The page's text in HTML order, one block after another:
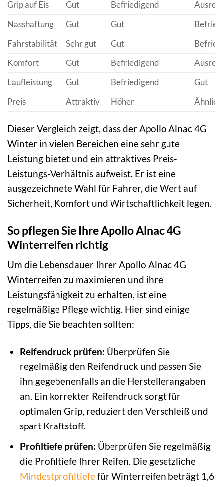
Grip auf Eis Gut Befriedigend
Nasshaftung
Gut Gut
Fahrstabilität
Sehr gut Gut
Komfort
Gut Befriedigend
Laufleistung
Gut Befriedigend
Gut
Preis
Attraktiv Höher Ähnlich
Dieser Vergleich zeigt, dass der Apollo Alnac 4G
Winter in vielen Bereichen eine sehr gute
Leistung bietet und ein attraktives Preis-
Leistungs-Verhältnis aufweist. Er ist eine
ausgezeichnete Wahl für Fahrer, die Wert auf
Sicherheit, Komfort und Wirtschaftlichkeit legen.
So pflegen Sie Ihre Apollo Alnac 4G
Winterreifen richtig
Um die Lebensdauer Ihrer Apollo Alnac 4G
Winterreifen zu maximieren und ihre
Leistungsfähigkeit zu erhalten, ist eine
regelmäßige Pflege wichtig. Hier sind einige
Tipps, die Sie beachten sollten:
Reifendruck prüfen: Überprüfen Sie
regelmäßig den Reifendruck und passen Sie
ihn gegebenenfalls an die Herstellerangaben
an. Ein korrekter Reifendruck sorgt für
optimalen Grip, reduziert den Verschleiß und
spart Kraftstoff.
Profiltiefe prüfen: Überprüfen Sie regelmäßig
die Profiltiefe Ihrer Reifen. Die gesetzliche
Mindestprofiltiefefür Winterreifen beträgt 1,6